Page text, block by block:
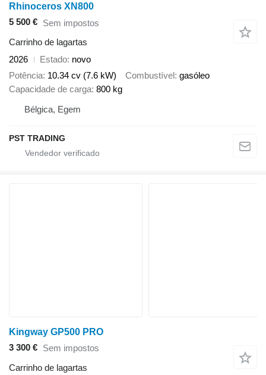
Rhinoceros XN800
5 500 € Sem impostos
Carrinho de lagartas
2026
Estado novo
Potência 10.34 cv (7.6 kW) Combustível gasóleo
Capacidade de carga 800 kg
Bélgica, Egem
PST TRADING
Kingway GP500 PRO
3 300 € Sem impostos
Carrinho de lagartas